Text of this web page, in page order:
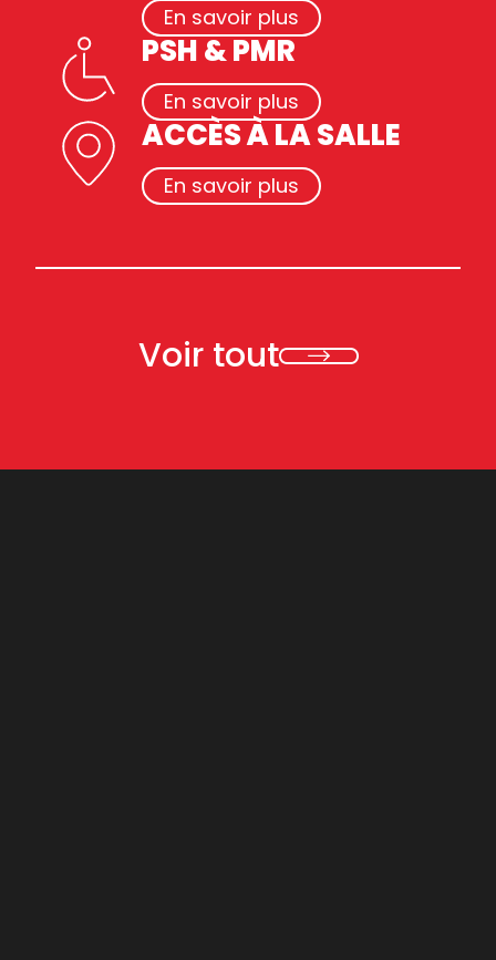
En savoir plus
PSH & PMR
En savoir plus
ACCÈS À LA SALLE
En savoir plus
Voir tout